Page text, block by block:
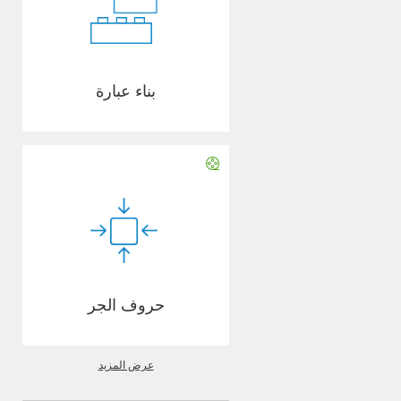
بناء عبارة
حروف الجر
عرض المزيد